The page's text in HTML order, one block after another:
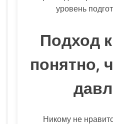
уровень
Подход
понятно,
Никому не